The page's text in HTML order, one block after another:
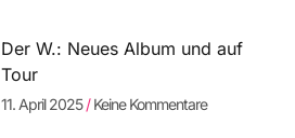
Der W.: Neues Album und auf
Tour
11. April 2025 Keine Kommentare